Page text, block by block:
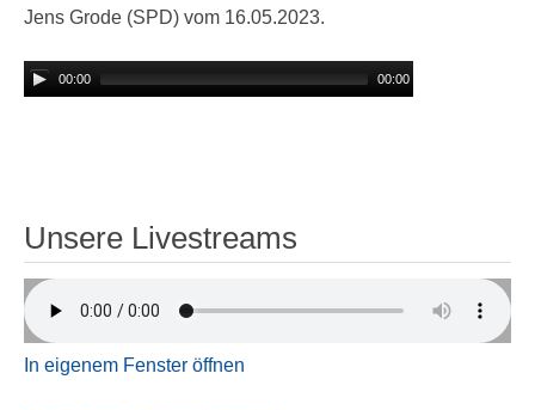
Jens Grode (SPD) vom 16.05.2023.
00:00 00:00
Unsere Livestreams
In eigenem Fenster öffnen